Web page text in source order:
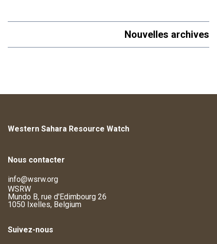
Nouvelles archives
Western Sahara Resource Watch
Nous contacter
info@wsrw.org
WSRW
Mundo B, rue d'Edimbourg 26
1050 Ixelles, Belgium
Suivez-nous